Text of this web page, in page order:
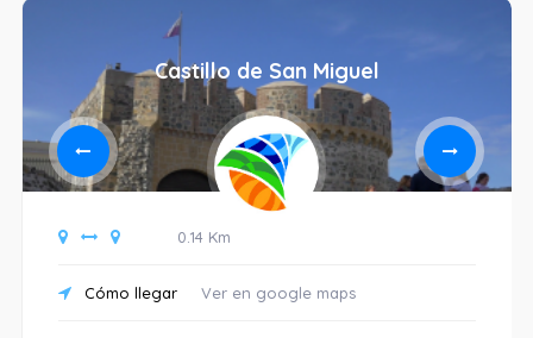
Castillo de San Miguel
0.14 Km
Cómo llegar Ver en google maps